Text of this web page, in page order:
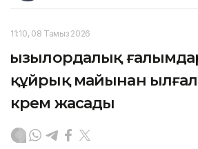
11:10, 08 Тамыз 2026
Қызылордалық
құйрық майынан
крем жасады